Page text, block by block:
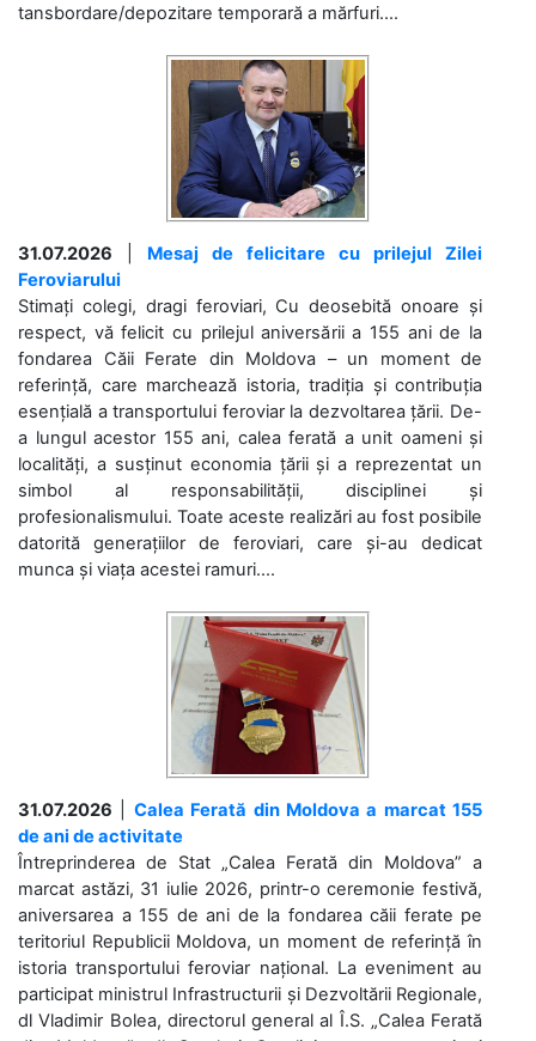
tansbordare/depozitare temporară a mărfuri....
31.07.2026
Mesaj de felicitare cu prilejul Zilei
Feroviarului
Stimați colegi, dragi feroviari, Cu deosebită onoare și
respect, vă felicit cu prilejul aniversării a 155 ani de la
fondarea Căii Ferate din Moldova – un moment de
referință, care marchează istoria, tradiția și contribuția
esențială a transportului feroviar la dezvoltarea țării. De-
a lungul acestor 155 ani, calea ferată a unit oameni și
localități, a susținut economia țării și a reprezentat un
simbol al responsabilității, disciplinei și
profesionalismului. Toate aceste realizări au fost posibile
datorită generațiilor de feroviari, care și-au dedicat
munca și viața acestei ramuri....
31.07.2026
Calea Ferată din Moldova a marcat 155
de ani de activitate
Întreprinderea de Stat „Calea Ferată din Moldova” a
marcat astăzi, 31 iulie 2026, printr-o ceremonie festivă,
aniversarea a 155 de ani de la fondarea căii ferate pe
teritoriul Republicii Moldova, un moment de referință în
istoria transportului feroviar național. La eveniment au
participat ministrul Infrastructurii și Dezvoltării Regionale,
dl Vladimir Bolea, directorul general al Î.S. „Calea Ferată